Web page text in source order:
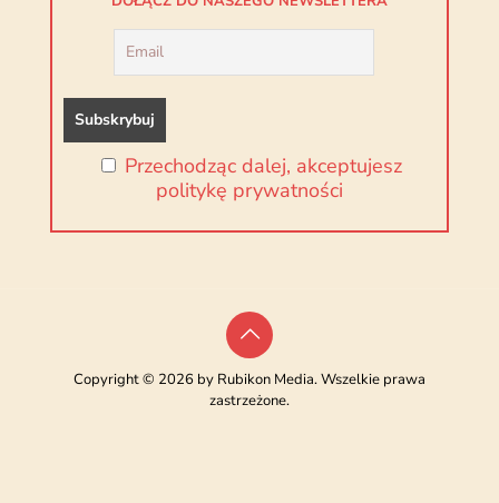
Przechodząc dalej, akceptujesz
politykę prywatności
Copyright © 2026 by Rubikon Media. Wszelkie prawa
zastrzeżone.